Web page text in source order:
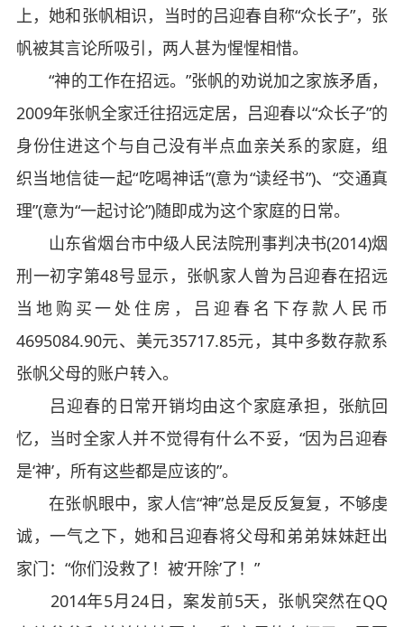
上，她和张帆相识，当时的吕迎春自称“众长子”，张
帆被其言论所吸引，两人甚为惺惺相惜。
“神的工作在招远。”张帆的劝说加之家族矛盾，
2009年张帆全家迁往招远定居，吕迎春以“众长子”的
身份住进这个与自己没有半点血亲关系的家庭，组
织当地信徒一起“吃喝神话”(意为“读经书”)、“交通真
理”(意为“一起讨论”)随即成为这个家庭的日常。
山东省烟台市中级人民法院刑事判决书(2014)烟
刑一初字第48号显示，张帆家人曾为吕迎春在招远
当地购买一处住房，吕迎春名下存款人民币
4695084.90元、美元35717.85元，其中多数存款系
张帆父母的账户转入。
吕迎春的日常开销均由这个家庭承担，张航回
忆，当时全家人并不觉得有什么不妥，“因为吕迎春
是‘神’，所有这些都是应该的”。
在张帆眼中，家人信“神”总是反反复复，不够虔
诚，一气之下，她和吕迎春将父母和弟弟妹妹赶出
家门：“你们没救了！被‘开除’了！”
2014年5月24日，案发前5天，张帆突然在QQ